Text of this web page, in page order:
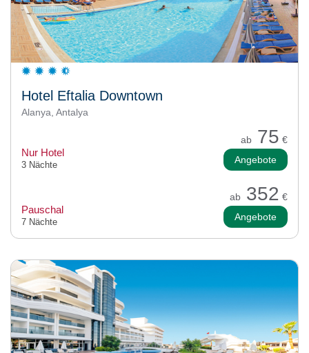
Hotel Eftalia Downtown
Alanya, Antalya
ab 75 €
Nur Hotel
3 Nächte Angebote
ab 352 €
Pauschal
7 Nächte Angebote